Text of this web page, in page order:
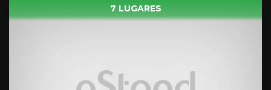
7 LUGARES